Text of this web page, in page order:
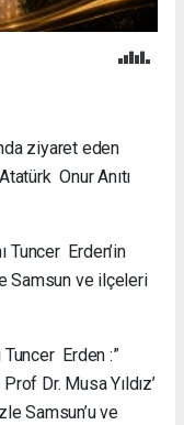
ziyaret eden
Onur Anıtı
Tuncer Erden’in
Samsun ve ilçeleri
Erden :”
Dr. Musa Yıldız’
Samsun’u ve